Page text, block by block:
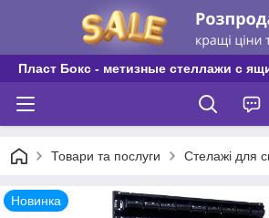
Пласт Бокс - метизные стеллажи с
Товари та послуги Стелажі для
Новинка